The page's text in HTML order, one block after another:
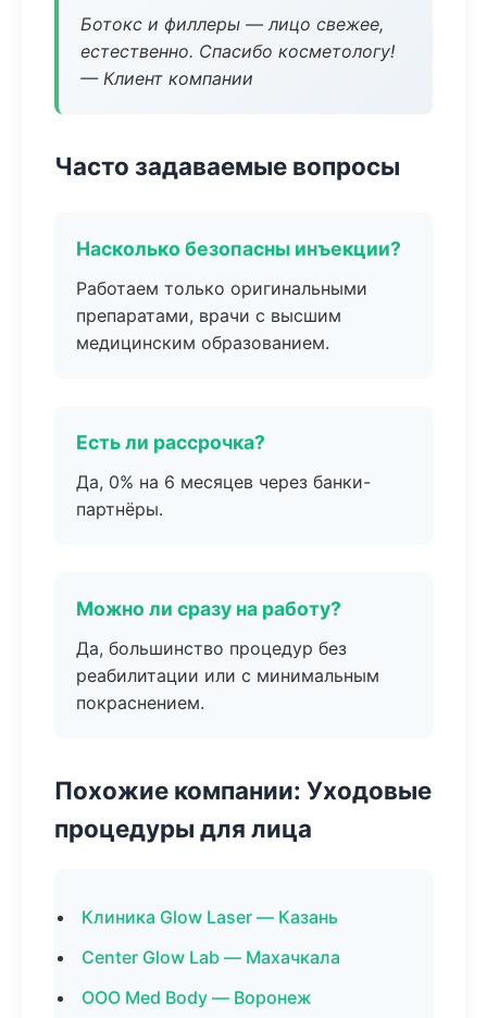
Ботокс и филлеры — лицо свежее,
естественно. Спасибо косметологу!
— Клиент компании
Часто задаваемые вопросы
Насколько безопасны инъекции?
Работаем только оригинальными
препаратами, врачи с высшим
медицинским образованием.
Есть ли рассрочка?
Да, 0% на 6 месяцев через банки-
партнёры.
Можно ли сразу на работу?
Да, большинство процедур без
реабилитации или с минимальным
покраснением.
Похожие компании: Уходовые
процедуры для лица
Клиника Glow Laser — Казань
Center Glow Lab — Махачкала
ООО Med Body — Воронеж